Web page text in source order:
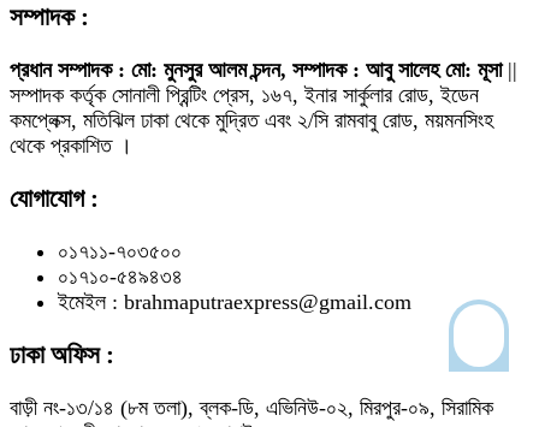
সম্পাদক :
প্রধান সম্পাদক : মো: মুনসুর আলম চন্দন, সম্পাদক : আবু সালেহ মো: মূসা||
সম্পাদক কর্তৃক সোনালী প্রিন্টিং প্রেস, ১৬৭, ইনার সার্কুলার রোড, ইডেন
কমপ্লেক্স, মতিঝিল ঢাকা থেকে মুদ্রিত এবং ২/সি রামবাবু রোড, ময়মনসিংহ
থেকে প্রকাশিত ।
যোগাযোগ :
০১৭১১-৭০৩৫০০
০১৭১০-৫৪৯৪৩৪
ইমেইল : brahmaputraexpress@gmail.com
ঢাকা অফিস :
বাড়ী নং-১৩/১৪ (৮ম তলা), ব্লক-ডি, এভিনিউ-০২, মিরপুর-০৯, সিরামিক